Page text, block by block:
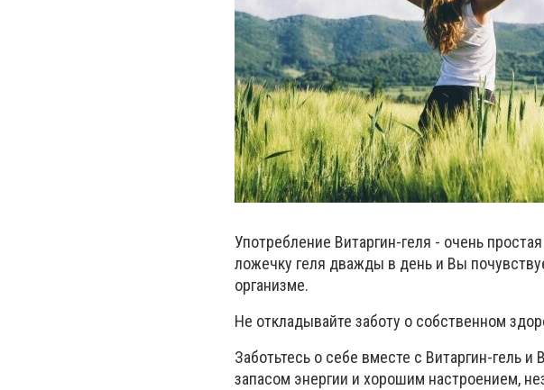
Употребление Витаргин-геля - очень
ложечку геля дважды в день и Вы
организме.
Не откладывайте заботу о собственном
Заботьтесь о себе вместе с Витаргин-гель
запасом энергии и хорошим настроением,